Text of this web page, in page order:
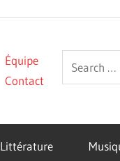
Search
for:
Équipe
Contact
Littérature